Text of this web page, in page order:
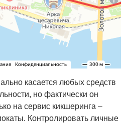
касается любых средств
но фактически он
на сервис кикшеринга –
Контролировать личные